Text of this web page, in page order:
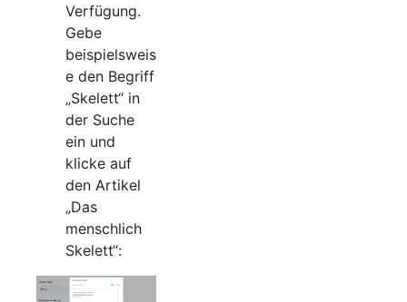
Verfügung.
Gebe
beispielsweis
e den Begriff
„Skelett“ in
der Suche
ein und
klicke auf
den Artikel
„Das
menschlich
Skelett“: